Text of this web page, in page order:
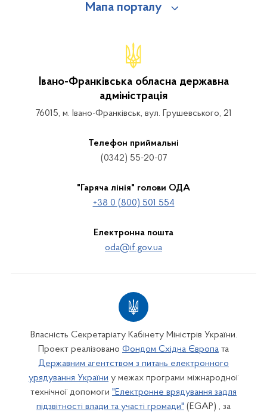
Мапа порталу
Івано-Франківська обласна державна
адміністрація
76015, м. Івано-Франківськ, вул. Грушевського, 21
Телефон приймальні
(0342) 55-20-07
"Гаряча лінія" голови ОДА
+38 0 (800) 501 554
Електронна пошта
oda@if.gov.ua
Власність Секретаріату Кабінету Міністрів України.
Проект реалізовано Фондом Східна Європа та
Державним агентством з питань електронного
урядування України у межах програми міжнародної
технічної допомоги "Електронне врядування задля
підзвітності влади та участі громади" (EGAP) , за